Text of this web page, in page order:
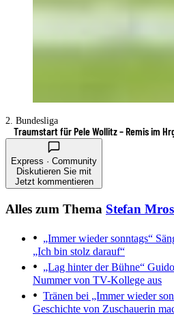
2. Bundesliga
Traumstart für Pele Wollitz – Remis im
Express · Community
Diskutieren Sie mit
Jetzt kommentieren
Alles zum Thema Stefan
„Immer wieder sonntags“
„Ich bin stolz darauf“
„Lag hinter der Bühne“
Nummer von TV-Kollege aus
Tränen bei „Immer wieder
Geschichte von Zuschauerin